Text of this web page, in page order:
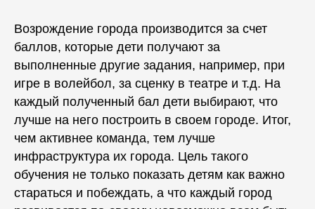
Возрождение города производится за счет
баллов, которые дети получают за
выполненные другие задания, например, при
игре в волейбол, за сценку в театре и т.д. На
каждый полученный бал дети выбирают, что
лучше на него построить в своем городе. Итог,
чем активнее команда, тем лучше
инфраструктура их города. Цель такого
обучения не только показать детям как важно
стараться и побеждать, а что каждый город